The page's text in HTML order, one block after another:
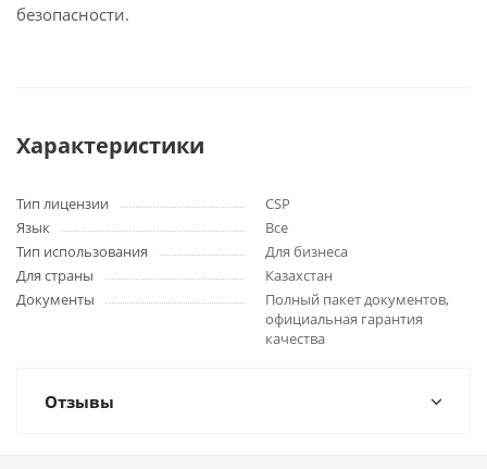
безопасности.
Характеристики
Тип лицензии
CSP
Язык
Все
Тип использования
Для бизнеса
Для страны
Казахстан
Документы
Полный пакет документов,
официальная гарантия
качества
Отзывы